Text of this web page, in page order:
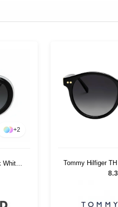
+2
Tommy Hilfiger TH